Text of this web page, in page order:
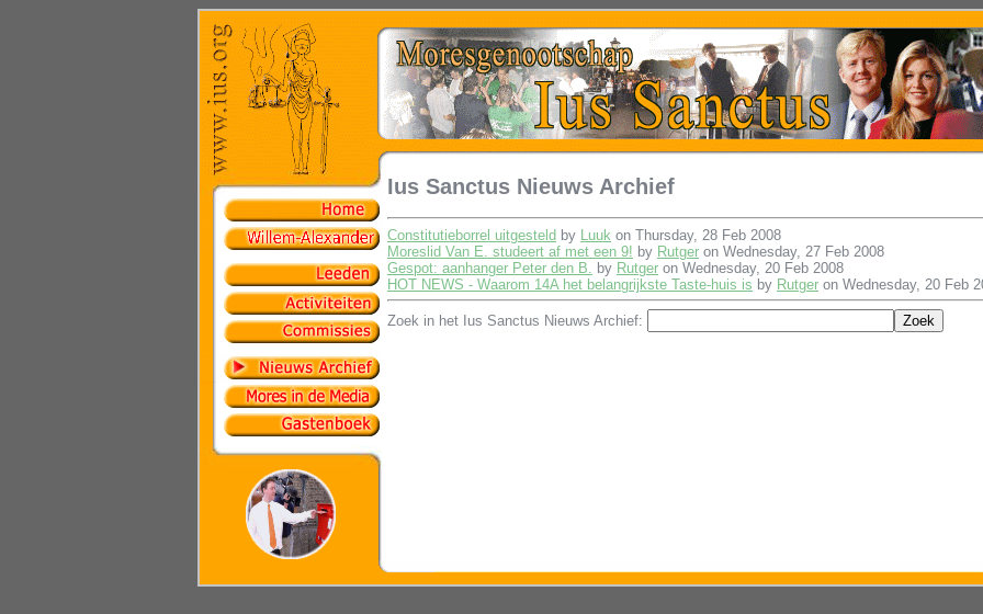
Ius Sanctus Nieuws Archief
Constitutieborrel uitgesteld by Luuk on Thursday, 28 Feb 2008
Moreslid Van E. studeert af met een 9! by Rutger on Wednesday, 27 Feb 2008
Gespot: aanhanger Peter den B.
by Rutger on Wednesday, 20 Feb 2008
HOT NEWS - Waarom 14A het belangrijkste Taste-huis is by Rutger on Wednesday, 20 Feb
Zoek in het Ius Sanctus Nieuws Archief: